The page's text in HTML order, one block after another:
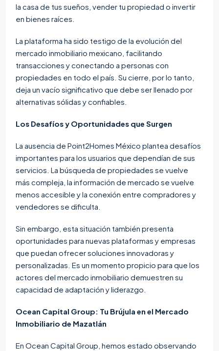
la casa de tus sueños, vender tu propiedad o invertir
en bienes raíces.
La plataforma ha sido testigo de la evolución del
mercado inmobiliario mexicano, facilitando
transacciones y conectando a personas con
propiedades en todo el país. Su cierre, por lo tanto,
deja un vacío significativo que debe ser llenado por
alternativas sólidas y confiables.
Los Desafíos y Oportunidades que Surgen
La ausencia de Point2Homes México plantea desafíos
importantes para los usuarios que dependían de sus
servicios. La búsqueda de propiedades se vuelve
más compleja, la información de mercado se vuelve
menos accesible y la conexión entre compradores y
vendedores se dificulta.
Sin embargo, esta situación también presenta
oportunidades para nuevas plataformas y empresas
que puedan ofrecer soluciones innovadoras y
personalizadas. Es un momento propicio para que los
actores del mercado inmobiliario demuestren su
capacidad de adaptación y liderazgo.
Ocean Capital Group: Tu Brújula en el Mercado
Inmobiliario de Mazatlán
En Ocean Capital Group, hemos estado observando